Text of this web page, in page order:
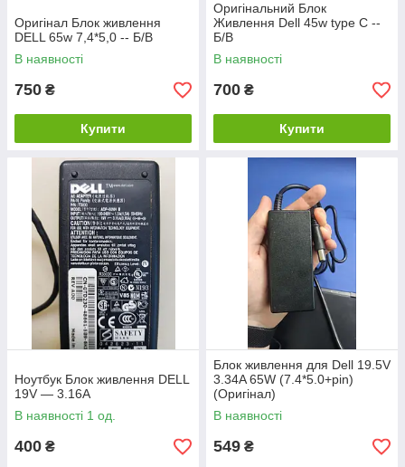
Оригінал Блок живлення
DELL 65w 7,4*5,0 -- Б/В
В наявності
750 ₴
Купити
Оригінальний Блок
Живлення Dell 45w type C --
Б/В
В наявності
700 ₴
Купити
Ноутбук Блок живлення DELL
19V — 3.16A
В наявності 1 од.
400 ₴
Блок живлення для Dell 19.5V
3.34A 65W (7.4*5.0+pin)
(Оригінал)
В наявності
549 ₴